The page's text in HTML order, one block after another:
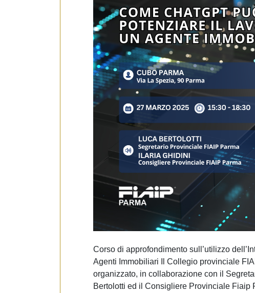
Corso di approfondimento sull’utilizzo
Agenti Immobiliari Il Collegio provinciale
organizzato, in collaborazione con il
Bertolotti ed il Consigliere Provinciale Fiaip